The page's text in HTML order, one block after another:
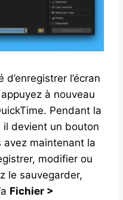
l’écran
à nouveau
Pendant la
il devient un bouton
avez maintenant la
modifier ou
le sauvegarder,
Fichier >